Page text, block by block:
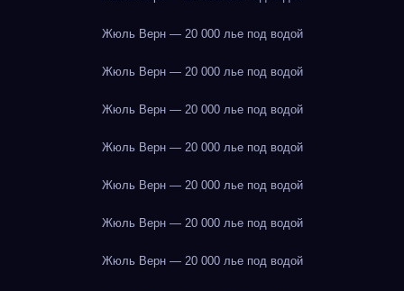
Жюль Верн — 20 000 лье под водой
Жюль Верн — 20 000 лье под водой
Жюль Верн — 20 000 лье под водой
Жюль Верн — 20 000 лье под водой
Жюль Верн — 20 000 лье под водой
Жюль Верн — 20 000 лье под водой
Жюль Верн — 20 000 лье под водой